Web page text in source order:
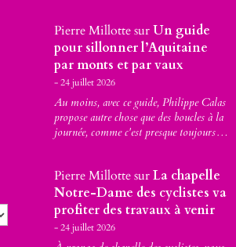
Pierre MillottesurUn guide
pour sillonner l’Aquitaine
par monts et par vaux
24 juillet 2026
Au moins, avec ce guide, Philippe Calas
propose autre chose que des boucles à la
journée, comme c'est presque toujours…
Pierre MillottesurLa chapelle
Notre-Dame des cyclistes va
profiter des travaux à venir
24 juillet 2026